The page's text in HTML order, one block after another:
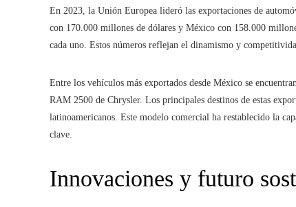
En 2023, la Unión Europea lideró las exportaciones de
con 170.000 millones de dólares y México con 158.000
cada uno. Estos números reflejan el dinamismo y
Entre los vehículos más exportados desde México se
RAM 2500 de Chrysler. Los principales destinos de estas
latinoamericanos. Este modelo comercial ha restablecido la
clave.
Innovaciones y futuro